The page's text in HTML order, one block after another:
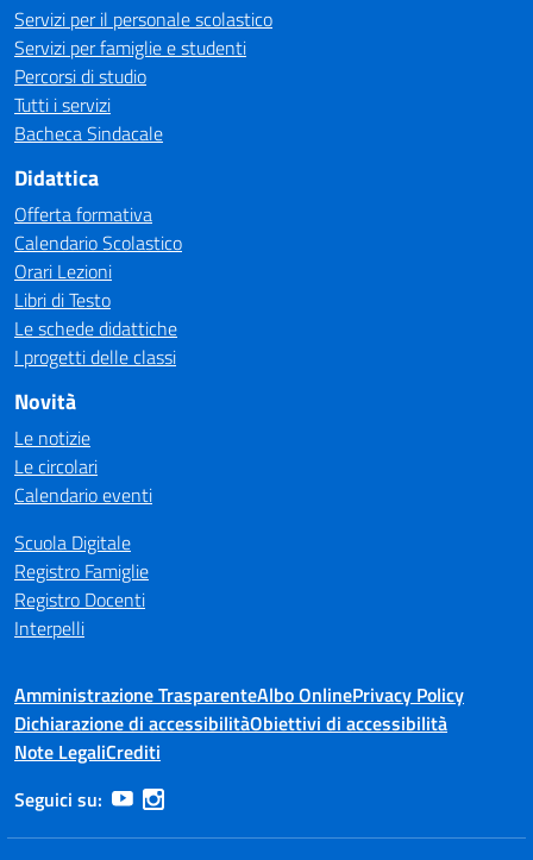
Servizi per il personale scolastico
Servizi per famiglie e studenti
Percorsi di studio
Tutti i servizi
Bacheca Sindacale
Didattica
Offerta formativa
Calendario Scolastico
Orari Lezioni
Libri di Testo
Le schede didattiche
I progetti delle classi
Novità
Le notizie
Le circolari
Calendario eventi
Scuola Digitale
Registro Famiglie
Registro Docenti
Interpelli
Amministrazione TrasparenteAlbo OnlinePrivacy Policy
Dichiarazione di accessibilitàObiettivi di accessibilità
Note LegaliCrediti
Seguici su: